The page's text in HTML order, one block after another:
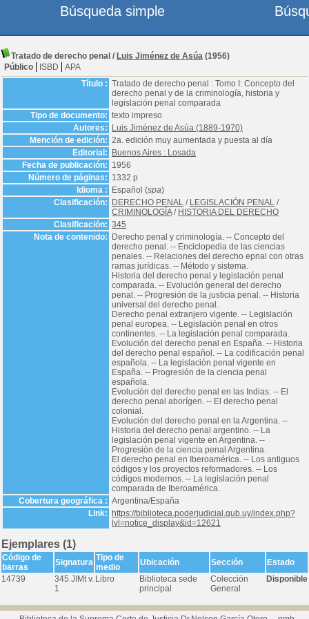
Tratado de derecho penal / Luis Jiménez de Asúa (1956)
Público
ISBD
APA
Título : Tratado de derecho penal : Tomo I: Concepto del
derecho penal y de la criminología, historia y
legislación penal comparada
Tipo de documento: texto impreso
Autores:
Luis Jiménez de Asúa (1889-1970)
Mención de edición: 2a. edición muy aumentada y puesta al día
Editorial:
Buenos Aires : Losada
Fecha de publicación: 1956
Número de páginas: 1332 p
Idioma :
Español (spa)
Clasificación:
DERECHO PENAL / LEGISLACIÓN PENAL /
CRIMINOLOGÍA/ HISTORIA DEL DERECHO
Clasificación: 345
Nota de contenido:
Derecho penal y criminología. -- Concepto del
derecho penal. -- Enciclopedia de las ciencias
penales. -- Relaciones del derecho epnal con otras
ramas jurídicas. -- Método y sistema.
Historia del derecho penal y legislación penal
comparada. -- Evolución general del derecho
penal. -- Progresión de la justicia penal. -- Historia
universal del derecho penal.
Derecho penal extranjero vigente. -- Legislación
penal europea. -- Legislación penal en otros
continentes. -- La legislación penal comparada.
Evolución del derecho penal en España. -- Historia
del derecho penal español. -- La codificación penal
española. -- La legislación penal vigente en
España. -- Progresión de la ciencia penal
española.
Evolución del derecho penal en las Indias. -- El
derecho penal aborígen. -- El derecho penal
colonial.
Evolución del derecho penal en la Argentina. --
Historia del derecho penal argentino. -- La
legislación penal vigente en Argentina. --
Progresión de la ciencia penal Argentina.
El derecho penal en Iberoamérica. -- Los antiguos
códigos y los proyectos reformadores. -- Los
códigos modernos. -- La legislación penal
comparada de Iberoamérica.
Cobertura geográfica : Argentina/España
Link:
https://biblioteca.poderjudicial.gub.uy/index.php?
lvl=notice_display&id=12621
Ejemplares (1)
Código de
barras
Signatura Tipo de
medio
Ubicación Sección
Estado
14739
345 JIMt v.
1
Libro
Biblioteca sede
principal
Colección
General
Disponible
Búsqueda simple